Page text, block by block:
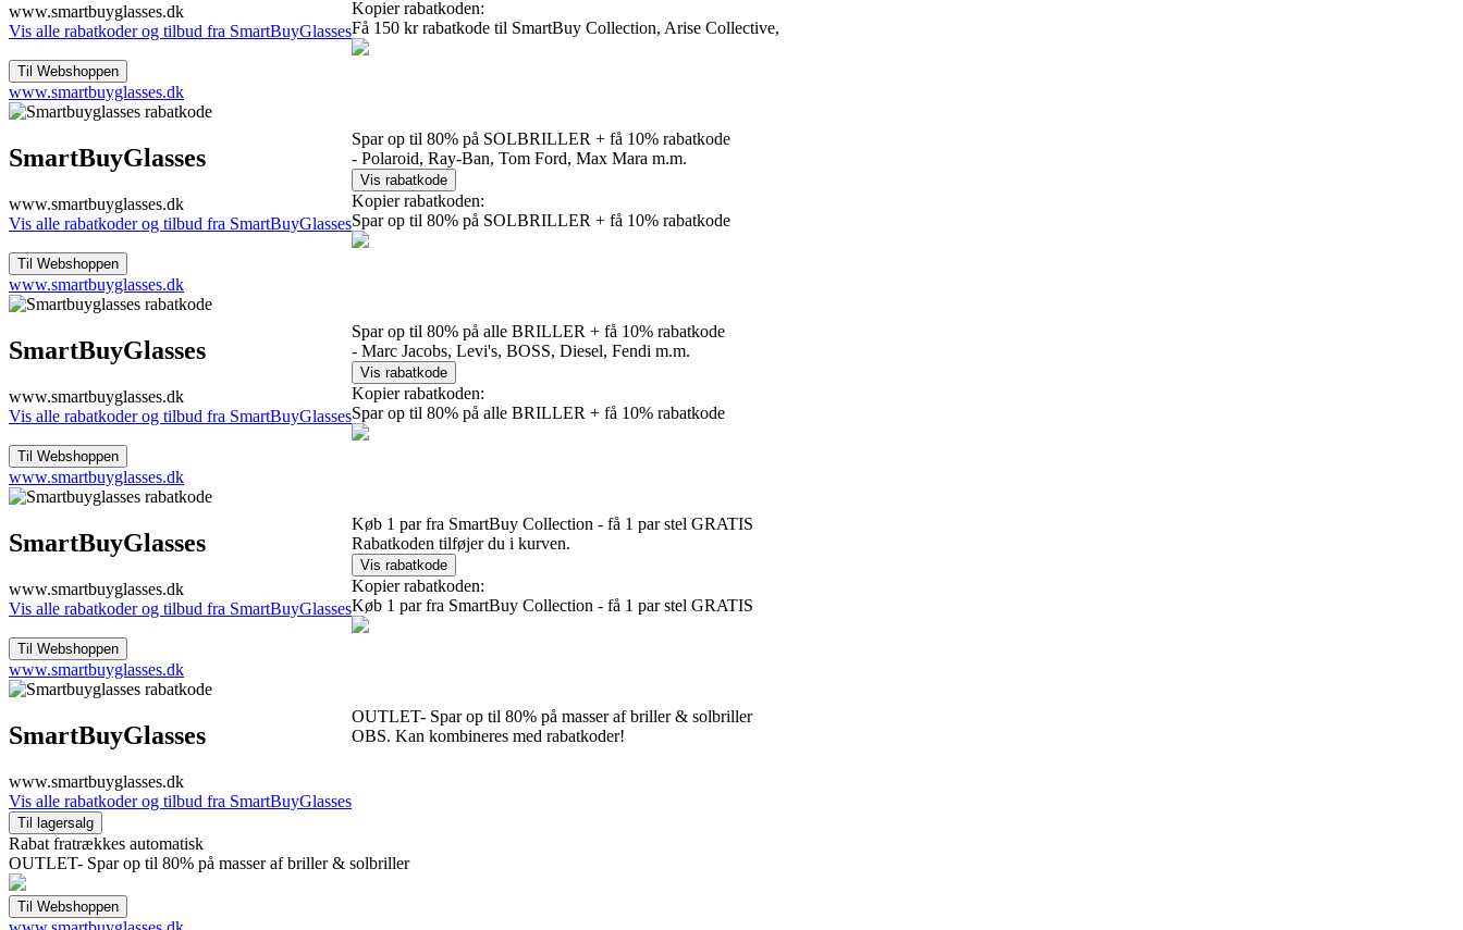
www.smartbuyglasses.dk
Vis alle rabatkoder og tilbud fra SmartBuyGlasses
Kopier rabatkoden:
Få 150 kr rabatkode til SmartBuy Collection, Arise Collective,
www.smartbuyglasses.dk
SmartBuyGlasses
www.smartbuyglasses.dk
Vis alle rabatkoder og tilbud fra SmartBuyGlasses
Spar op til 80% på SOLBRILLER + få 10% rabatkode
- Polaroid, Ray-Ban, Tom Ford, Max Mara m.m.
Kopier rabatkoden:
Spar op til 80% på SOLBRILLER + få 10% rabatkode
www.smartbuyglasses.dk
SmartBuyGlasses
www.smartbuyglasses.dk
Vis alle rabatkoder og tilbud fra SmartBuyGlasses
Spar op til 80% på alle BRILLER + få 10% rabatkode
- Marc Jacobs, Levi's, BOSS, Diesel, Fendi m.m.
Kopier rabatkoden:
Spar op til 80% på alle BRILLER + få 10% rabatkode
www.smartbuyglasses.dk
SmartBuyGlasses
www.smartbuyglasses.dk
Vis alle rabatkoder og tilbud fra SmartBuyGlasses
Køb 1 par fra SmartBuy Collection - få 1 par stel GRATIS
Rabatkoden tilføjer du i kurven.
Kopier rabatkoden:
Køb 1 par fra SmartBuy Collection - få 1 par stel GRATIS
www.smartbuyglasses.dk
SmartBuyGlasses
www.smartbuyglasses.dk
Vis alle rabatkoder og tilbud fra SmartBuyGlasses
OUTLET- Spar op til 80% på masser af briller & solbriller
OBS. Kan kombineres med rabatkoder!
Rabat fratrækkes automatisk
OUTLET- Spar op til 80% på masser af briller & solbriller